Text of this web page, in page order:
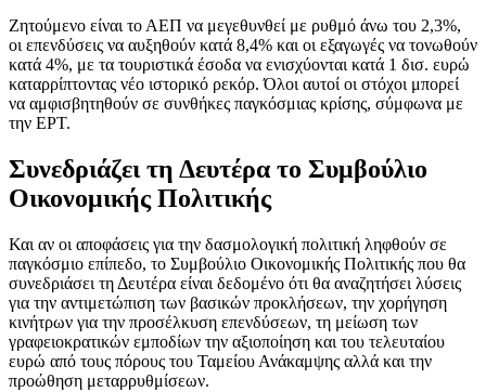
Ζητούμενο είναι το ΑΕΠ να μεγεθυνθεί με ρυθμό άνω του 2,3%,
οι επενδύσεις να αυξηθούν κατά 8,4% και οι εξαγωγές να τονωθούν
κατά 4%, με τα τουριστικά έσοδα να ενισχύονται κατά 1 δισ. ευρώ
καταρρίπτοντας νέο ιστορικό ρεκόρ. Όλοι αυτοί οι στόχοι μπορεί
να αμφισβητηθούν σε συνθήκες παγκόσμιας κρίσης, σύμφωνα με
την ΕΡΤ.
Συνεδριάζει τη Δευτέρα το Συμβούλιο
Οικονομικής Πολιτικής
Και αν οι αποφάσεις για την δασμολογική πολιτική ληφθούν σε
παγκόσμιο επίπεδο, το Συμβούλιο Οικονομικής Πολιτικής που θα
συνεδριάσει τη Δευτέρα είναι δεδομένο ότι θα αναζητήσει λύσεις
για την αντιμετώπιση των βασικών προκλήσεων, την χορήγηση
κινήτρων για την προσέλκυση επενδύσεων, τη μείωση των
γραφειοκρατικών εμποδίων την αξιοποίηση και του τελευταίου
ευρώ από τους πόρους του Ταμείου Ανάκαμψης αλλά και την
προώθηση μεταρρυθμίσεων.